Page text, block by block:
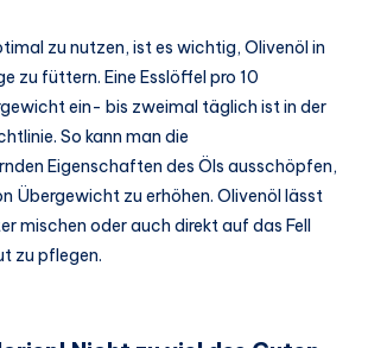
zu nutzen, ist es wichtig, Olivenöl in
zu füttern. Eine Esslöffel pro 10
ein- bis zweimal täglich ist in der
So kann man die
Eigenschaften des Öls ausschöpfen,
Übergewicht zu erhöhen. Olivenöl lässt
mischen oder auch direkt auf das Fell
zu pflegen.